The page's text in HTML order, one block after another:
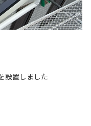
設置しました